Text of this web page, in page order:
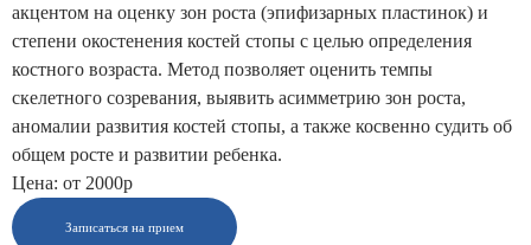
акцентом на оценку зон роста (эпифизарных пластинок) и
степени окостенения костей стопы с целью определения
костного возраста. Метод позволяет оценить темпы
скелетного созревания, выявить асимметрию зон роста,
аномалии развития костей стопы, а также косвенно судить об
общем росте и развитии ребенка.
Цена: от 2000р
Записаться на прием